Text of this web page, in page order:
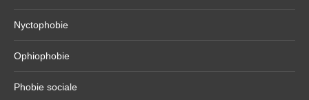
Nyctophobie
Ophiophobie
Phobie sociale